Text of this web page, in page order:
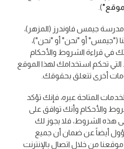
).
مدرسة جيمس فاوندرز (المزهر)،
("جيمس" أو "نحن" أو "نحن")،
في قراءة الشروط والأحكام
التي تحكم استخدامك لهذا الموقع
أخرى تتعلق بحقوقك.
المتاحة عبره، فإنك تؤكد
والأحكام وأنك توافق على
هذه الشروط، فلا يجوز لك
أيضاً عن ضمان أن جميع
من خلال اتصال بالإنترنت